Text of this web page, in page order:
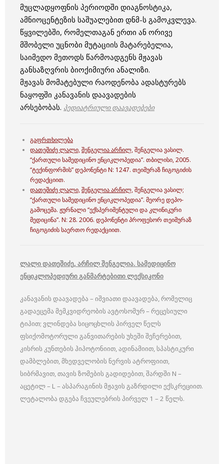
მუცლადყოფნის პერიოდში დიაგნოსტიკა,
ამნიოცენტეზის საშუალებით დნმ-ს გამოკვლევა.
წყვილებში, რომელთაგან ერთი ან ორივე
მშობელი უცნობი მუტაციის მატარებელია,
საიმედო მეთოდს წარმოადგენს მჟავას
განსაზღვრის ბიოქიმიური ანალიზი.
მჟავას მომატებული რაოდენობა ადასტურებს
ნაყოფში კანავანის დაავადების
არსებობას. პედიატრიული დაავადებები
გაფრთხილება
დათეშიძე ლალი,შენგელია არჩილ,შენგელია ვასილ.
“ქართული სამედიცინო ენციკლოპედია”. თბილისი, 2005.
“ტექინფორმის” დეპონენტი N: 1247. თეიმურაზ ჩიგოგიძის
რედაქციით.
დათეშიძე ლალი,შენგელია არჩილ,შენგელია ვასილ;
“ქართული სამედიცინო ენციკლოპედია”. მეორე დეპო-
გამოცემა. ჟურნალი “ექსპერიმენტული და კლინიკური
მედიცინა”. N: 28. 2006. დეპონენტი პროფესორ თეიმურაზ
ჩიგოგიძის საერთო რედაქციით.
ლალი დათეშიძე, არჩილ შენგელია. სამედიცინო
ენციკლოპედიური განმარტებითი ლექსიკონი
კანავანის დაავადება – იშვიათი დაავადება, რომელიც
გადაეცემა მემკვიდრეობის ავტოსომურ – რეცესიული
ტიპით; ვლინდება სიცოცხლის პირველ წელს
ფსიქომოტორული განვითარების უხეში შეჩერებით,
კისრის კუნთების ჰიპოტონიით, ადინამიით, სპასტიკური
დამბლებით, მხედველობის ნერვის ატროფიით,
სიბრმავით, თავის ზომების გადიდებით, შარდში N –
აცეტილ – L – ასპარაგინის მჟავის გაზრდილი ექსკრეციით.
ლეტალობა დგება ჩვეულებრის პირველ 1 – 2 წელს.